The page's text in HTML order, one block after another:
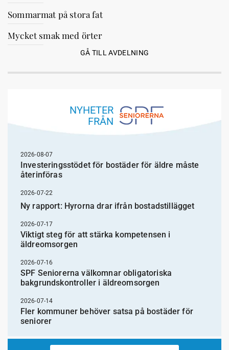
Sommarmat på stora fat
Mycket smak med örter
GÅ TILL AVDELNING
NYHETER
FRÅN
2026-08-07
Investeringsstödet för bostäder för äldre måste
återinföras
2026-07-22
Ny rapport: Hyrorna drar ifrån bostadstillägget
2026-07-17
Viktigt steg för att stärka kompetensen i
äldreomsorgen
2026-07-16
SPF Seniorerna välkomnar obligatoriska
bakgrundskontroller i äldreomsorgen
2026-07-14
Fler kommuner behöver satsa på bostäder för
seniorer